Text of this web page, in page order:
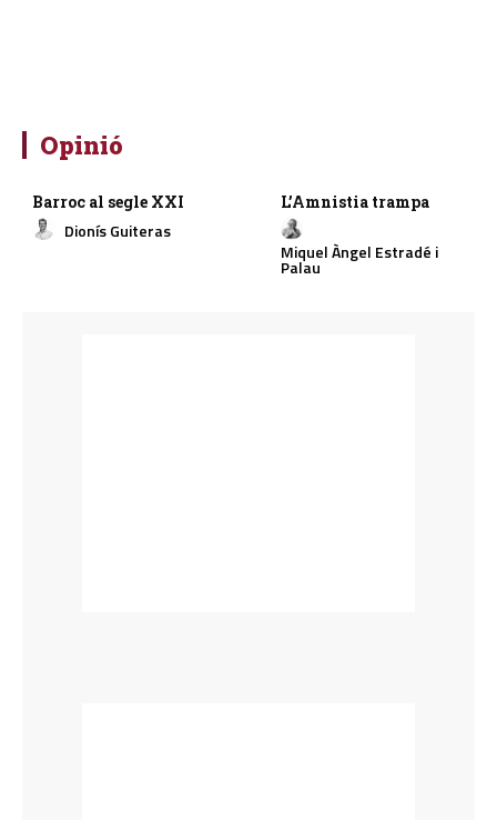
Opinió
Barroc al segle XXI
Dionís Guiteras
L’Amnistia trampa
Miquel Àngel Estradé i
Palau